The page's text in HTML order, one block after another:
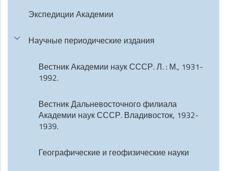
Экспедиции Академии
Научные периодические издания
Вестник Академии наук СССР. Л. : М., 1931-
1992.
Вестник Дальневосточного филиала
Академии наук СССР. Владивосток, 1932-
1939.
Географические и геофизические науки